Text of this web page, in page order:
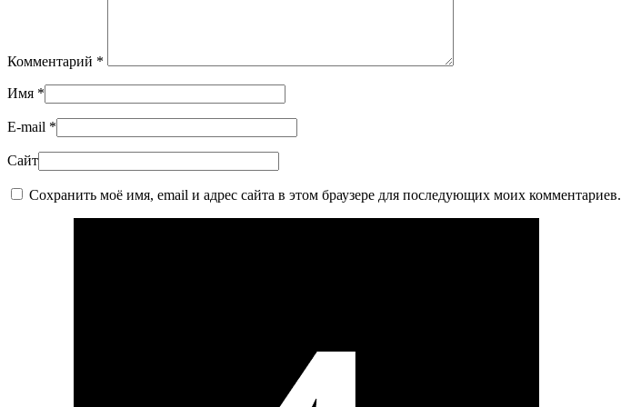
Комментарий *
Имя *
E-mail *
Сайт
Сохранить моё имя, email и адрес сайта в этом браузере для последующих моих комментариев.